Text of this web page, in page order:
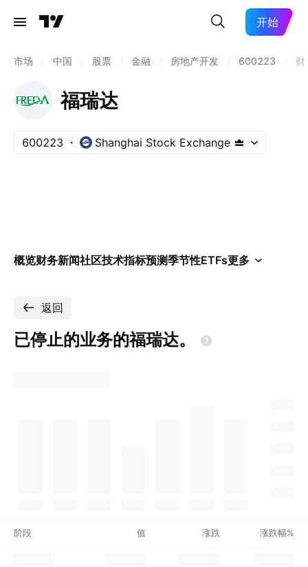
开始
市场 中国 股票 金融 房地产开发 600223 财
福瑞达
600223 Shanghai Stock Exchange
概览财务新闻社区技术指标预测季节性ETFs更多
返回
已停止的业务的福瑞达。
阶段 值 涨跌 涨跌幅%